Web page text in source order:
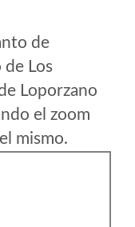
de
de Los
Loporzano
el zoom
mismo.